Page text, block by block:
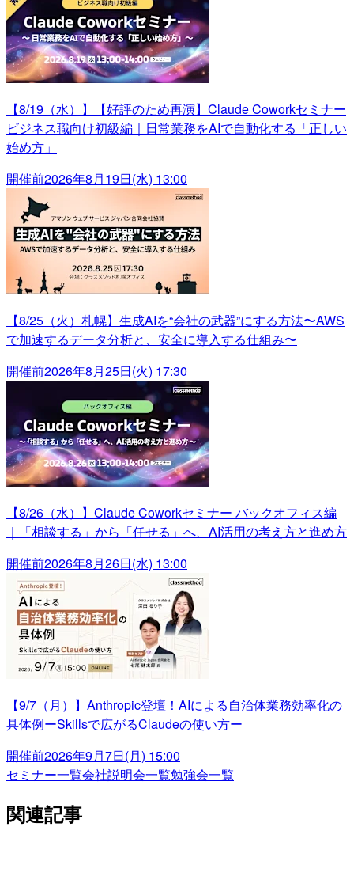
【8/19（水）】【好評のため再演】Claude Coworkセミナー
ビジネス職向け初級編｜日常業務をAIで自動化する「正しい
始め方」
開催前2026年8月19日(水) 13:00
【8/25（火）札幌】生成AIを“会社の武器”にする方法〜AWS
で加速するデータ分析と、安全に導入する仕組み〜
開催前2026年8月25日(火) 17:30
【8/26（水）】Claude Coworkセミナー バックオフィス編
｜「相談する」から「任せる」へ、AI活用の考え方と進め方
開催前2026年8月26日(水) 13:00
【9/7（月）】Anthropic登壇！AIによる自治体業務効率化の
具体例ーSkillsで広がるClaudeの使い方ー
開催前2026年9月7日(月) 15:00
セミナー一覧会社説明会一覧勉強会一覧
関連記事